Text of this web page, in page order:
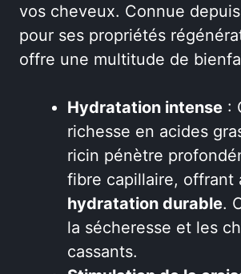
vos cheveux. Connue
pour ses propriétés
offre une multitude de
Hydratation intense :
richesse en acides
ricin pénètre
fibre capillaire, offrant
hydratation durable.
la sécheresse et les
cassants.